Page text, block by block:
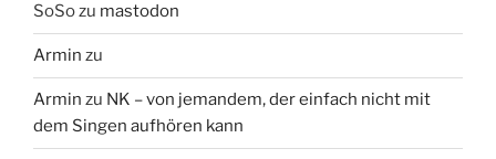
SoSozu mastodon
Armin zu
Armin zu NK – von jemandem, der einfach nicht mit
dem Singen aufhören kann